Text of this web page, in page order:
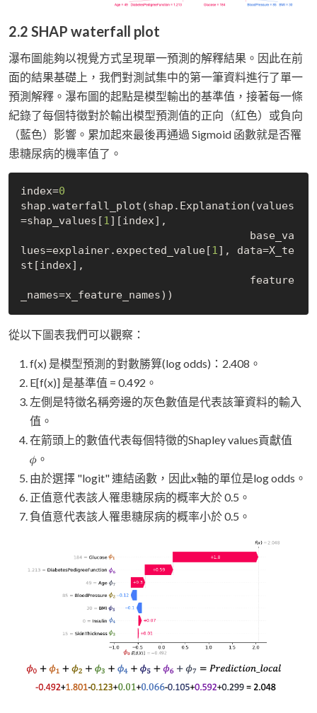
2.2 SHAP waterfall plot
瀑布圖能夠以視覺方式呈現單一預測的解釋結果。因此在前
面的結果基礎上，我們對測試集中的第一筆資料進行了單一
預測解釋。瀑布圖的起點是模型輸出的基準值，接著每一條
紀錄了每個特徵對於輸出模型預測值的正向（紅色）或負向
（藍色）影響。累加起來最後再通過 Sigmoid 函數就是否罹
患糖尿病的機率值了。
index=0
shap.waterfall_plot(shap.Explanation(values
=shap_values[1][index],
lues=explainer.expected_value[1], data=X_te
st[index],
從以下圖表我們可以觀察：
f(x) 是模型預測的對數勝算(log odds)：2.408。
E[f(x)] 是基準值 = 0.492。
左側是特徵名稱旁邊的灰色數值是代表該筆資料的輸入
值。
在箭頭上的數值代表每個特徵的Shapley values貢獻值
𝜙。
由於選擇 "logit" 連結函數，因此x軸的單位是log odds。
正值意代表該人罹患糖尿病的概率大於 0.5。
負值意代表該人罹患糖尿病的概率小於 0.5。